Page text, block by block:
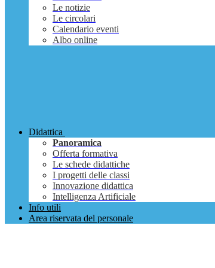
Le notizie
Le circolari
Calendario eventi
Albo online
Didattica
Panoramica
Offerta formativa
Le schede didattiche
I progetti delle classi
Innovazione didattica
Intelligenza Artificiale
Info utili
Area riservata del personale